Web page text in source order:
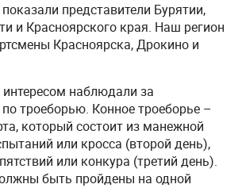
представители Бурятии,
и Красноярского края. Наш регион
Красноярска, Дрокино и
интересом наблюдали за
троеборью. Конное троеборье –
который состоит из манежной
или кросса (второй день),
или конкура (третий день).
быть пройдены на одной